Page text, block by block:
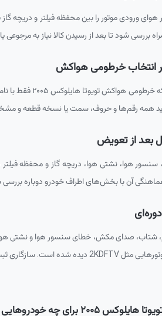
موتور را بین محفظه فیلتر و دریچه گاز یا
شود تا بعد از رسیدن کالا نیاز به مرجوعی
انتخاب خرطومی هواکش
اشتباه
همه رقم‌ها و حروف، سمت یا نسخه قطعه و
بعد از تعویض
هوا، نشتی هوا، دریچه گاز و محفظه فیلتر هوا باید
آن با بخش‌های اطراف خودرو دوباره بررسی
شتاب، صدای مکش، خطای سنسور هوا و نشتی
مثل2KDFTV دیده شده است. سازگاری
چه خودروهایی مناسب است؟